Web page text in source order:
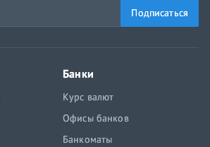
Подписаться
Банки
Курс валют
Офисы банков
Банкоматы